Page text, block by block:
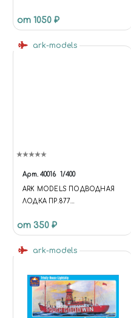
от 1050 ₽
ark-models
Арт. 40016 1/400
ARK MODELS ПОДВОДНАЯ
ЛОДКА ПР.877
1/400
от 350 ₽
ark-models